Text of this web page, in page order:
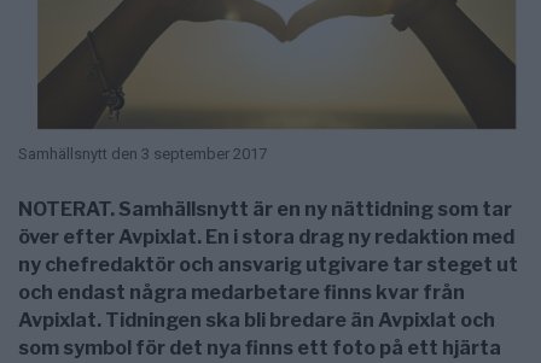
Samhällsnytt den 3 september 2017
NOTERAT. Samhällsnytt är en ny nättidning som tar
över efter Avpixlat. En i stora drag ny redaktion med
ny chefredaktör och ansvarig utgivare tar steget ut
och endast några medarbetare finns kvar från
Avpixlat. Tidningen ska bli bredare än Avpixlat och
som symbol för det nya finns ett foto på ett hjärta